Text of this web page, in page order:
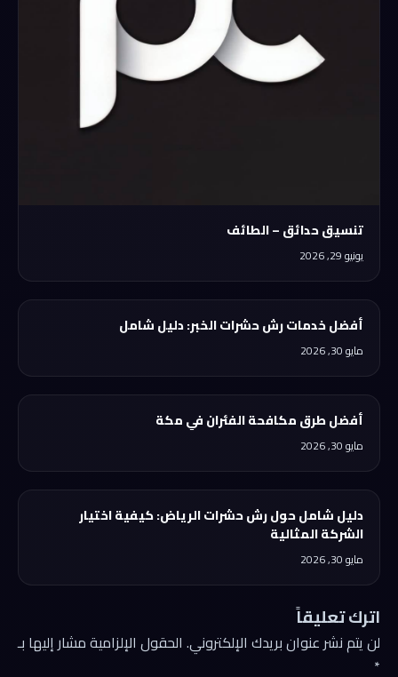
تنسيق حدائق – الطائف
يونيو 29, 2026
أفضل خدمات رش حشرات الخبر: دليل شامل
مايو 30, 2026
أفضل طرق مكافحة الفئران في مكة
مايو 30, 2026
دليل شامل حول رش حشرات الرياض: كيفية اختيار
الشركة المثالية
مايو 30, 2026
اترك تعليقاً
لن يتم نشر عنوان بريدك الإلكتروني. الحقول الإلزامية مشار إليها بـ
*